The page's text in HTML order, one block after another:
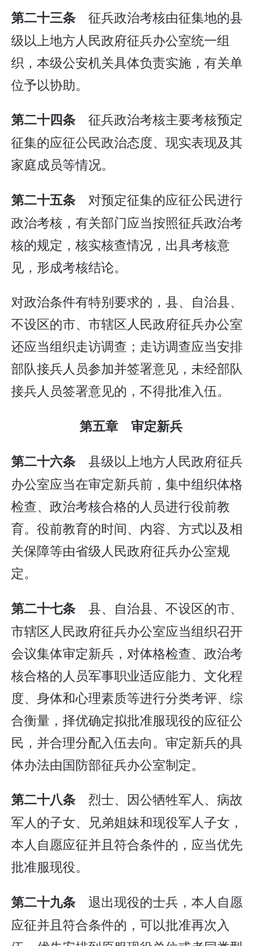
第二十三条 征兵政治考核由征集地的县
级以上地方人民政府征兵办公室统一组
织，本级公安机关具体负责实施，有关单
位予以协助。
第二十四条 征兵政治考核主要考核预定
征集的应征公民政治态度、现实表现及其
家庭成员等情况。
第二十五条 对预定征集的应征公民进行
政治考核，有关部门应当按照征兵政治考
核的规定，核实核查情况，出具考核意
见，形成考核结论。
对政治条件有特别要求的，县、自治县、
不设区的市、市辖区人民政府征兵办公室
还应当组织走访调查；走访调查应当安排
部队接兵人员参加并签署意见，未经部队
接兵人员签署意见的，不得批准入伍。
第五章 审定新兵
第二十六条 县级以上地方人民政府征兵
办公室应当在审定新兵前，集中组织体格
检查、政治考核合格的人员进行役前教
育。役前教育的时间、内容、方式以及相
关保障等由省级人民政府征兵办公室规
定。
第二十七条 县、自治县、不设区的市、
市辖区人民政府征兵办公室应当组织召开
会议集体审定新兵，对体格检查、政治考
核合格的人员军事职业适应能力、文化程
度、身体和心理素质等进行分类考评、综
合衡量，择优确定拟批准服现役的应征公
民，并合理分配入伍去向。审定新兵的具
体办法由国防部征兵办公室制定。
第二十八条 烈士、因公牺牲军人、病故
军人的子女、兄弟姐妹和现役军人子女，
本人自愿应征并且符合条件的，应当优先
批准服现役。
第二十九条 退出现役的士兵，本人自愿
应征并且符合条件的，可以批准再次入